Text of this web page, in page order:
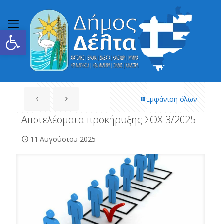
Ανοίξτε τη γραμμή εργαλείων
Εμφάνιση όλων
Αποτελέσματα προκήρυξης ΣΟΧ 3/2025
11 Αυγούστου 2025